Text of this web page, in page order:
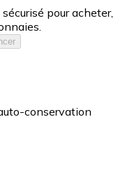
pour acheter,
conservation